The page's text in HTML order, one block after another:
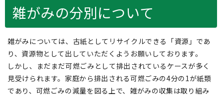
雑がみの分別について
雑がみについては、古紙としてリサイクルできる「資源」であ
り、資源物として出していただくようお願いしております。
しかし、まだまだ可燃ごみとして排出されているケースが多く
見受けられます。家庭から排出される可燃ごみの4分の1が紙類
であり、可燃ごみの減量を図る上で、雑がみの収集は取り組み